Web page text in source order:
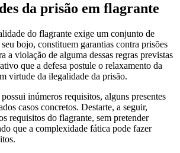
da prisão em flagrante
do flagrante exige um conjunto de
bojo, constituem garantias contra prisões
a violação de alguma dessas regras previstas
que a defesa postule o relaxamento da
virtude da ilegalidade da prisão.
inúmeros requisitos, alguns presentes
casos concretos. Destarte, a seguir,
requisitos do flagrante, sem pretender
que a complexidade fática pode fazer